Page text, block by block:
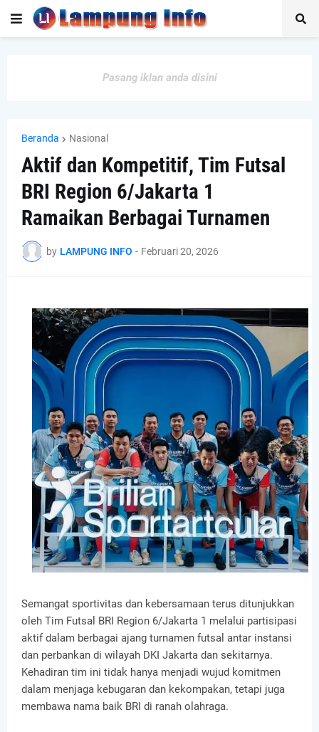
Pasang iklan anda disini
Beranda Nasional
Aktif dan Kompetitif, Tim Futsal
BRI Region 6/Jakarta 1
Ramaikan Berbagai Turnamen
by LAMPUNG INFO - Februari 20, 2026
Semangat sportivitas dan kebersamaan terus ditunjukkan
oleh Tim Futsal BRI Region 6/Jakarta 1 melalui partisipasi
aktif dalam berbagai ajang turnamen futsal antar instansi
dan perbankan di wilayah DKI Jakarta dan sekitarnya.
Kehadiran tim ini tidak hanya menjadi wujud komitmen
dalam menjaga kebugaran dan kekompakan, tetapi juga
membawa nama baik BRI di ranah olahraga.